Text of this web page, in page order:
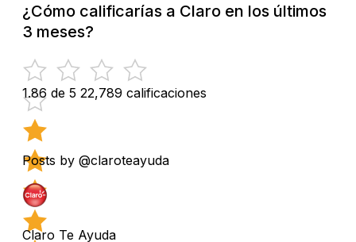
¿Cómo calificarías a Claro en los últimos
3 meses?
1.86 de 5 22,789 calificaciones
Posts by @claroteayuda
Claro Te Ayuda